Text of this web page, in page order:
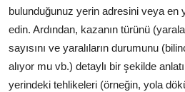
bulunduğunuz yerin adresini veya en
edin. Ardından, kazanın türünü
sayısını ve yaralıların durumunu
alıyor mu vb.) detaylı bir şekilde
yerindeki tehlikeleri (örneğin, yola